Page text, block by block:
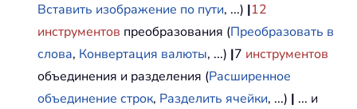
Вставить изображение по пути, ...) |12
инструментов преобразования (Преобразовать в
слова, Конвертация валюты, ...) |7 инструментов
объединения и разделения (Расширенное
объединение строк, Разделить ячейки, ...) | ... и